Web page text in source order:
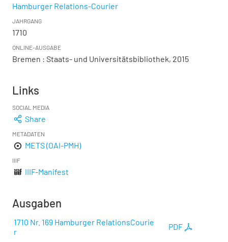
Hamburger Relations-Courier
JAHRGANG
1710
ONLINE-AUSGABE
Bremen : Staats- und Universitätsbibliothek, 2015
Links
SOCIAL MEDIA
Share
METADATEN
METS (OAI-PMH)
IIIF
IIIF-Manifest
Ausgaben
PDF
1710 Nr. 169 Hamburger RelationsCourie
r